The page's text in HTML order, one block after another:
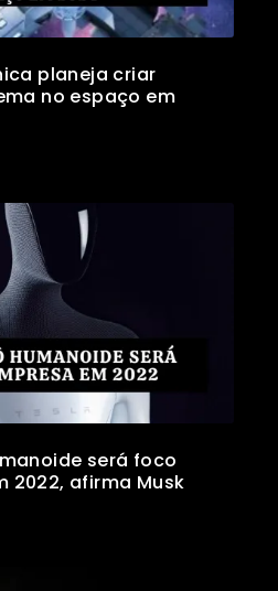
planeja criar
no espaço em
será foco
2022, afirma Musk